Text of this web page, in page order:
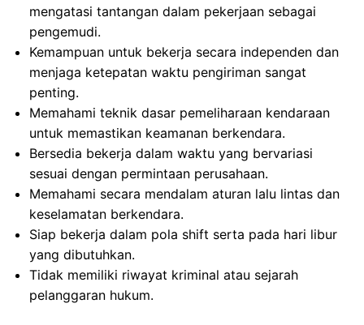
mengatasi tantangan dalam pekerjaan sebagai
pengemudi.
Kemampuan untuk bekerja secara independen dan
menjaga ketepatan waktu pengiriman sangat
penting.
Memahami teknik dasar pemeliharaan kendaraan
untuk memastikan keamanan berkendara.
Bersedia bekerja dalam waktu yang bervariasi
sesuai dengan permintaan perusahaan.
Memahami secara mendalam aturan lalu lintas dan
keselamatan berkendara.
Siap bekerja dalam pola shift serta pada hari libur
yang dibutuhkan.
Tidak memiliki riwayat kriminal atau sejarah
pelanggaran hukum.